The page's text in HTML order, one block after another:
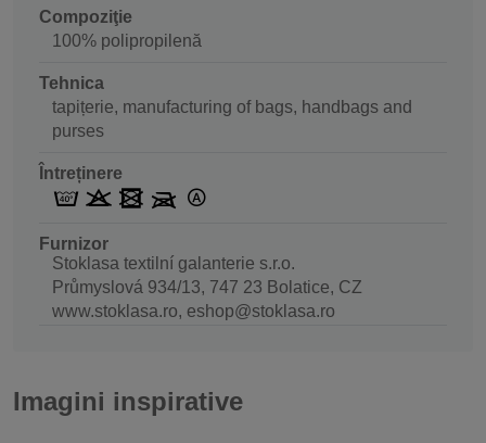
Compoziţie
100% polipropilenă
Tehnica
tapițerie, manufacturing of bags, handbags and
purses
Întreținere
Furnizor
Stoklasa textilní galanterie s.r.o.
Průmyslová 934/13, 747 23 Bolatice, CZ
www.stoklasa.ro, eshop@stoklasa.ro
Imagini inspirative